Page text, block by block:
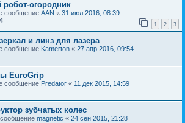
огородник
сообщение AAN « 31 июл 2016, 08:39
1 2 3
и линз для лазера
сообщение Kamerton « 27 апр 2016, 09:54
EuroGrip
сообщение Predator « 11 дек 2015, 14:59
зубчатых колес
magnetic « 24 сен 2015, 21:28